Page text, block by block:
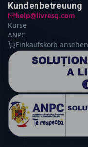
Kundenbetreuung
help@livresq.com
Kurse
ANPC
Einkaufskorb ansehen